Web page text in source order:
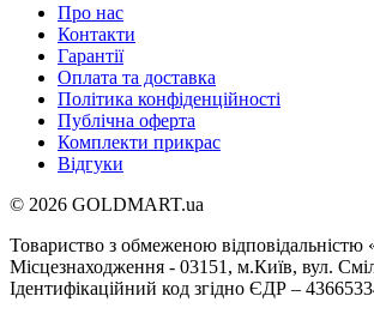
Про нас
Контакти
Гарантії
Оплата та доставка
Політика конфіденційності
Публічна оферта
Комплекти прикрас
Відгуки
© 2026 GOLDMART.ua
Товариство з обмеженою відповідальністю
Місцезнаходження - 03151, м.Київ, вул.
Ідентифікаційний код згідно ЄДР –